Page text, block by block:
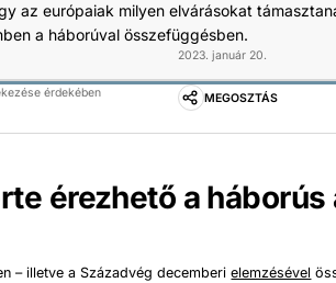
az európaiak milyen elvárásokat
a háborúval összefüggésben.
2023. január 20.
érdekében MEGOSZTÁS
érezhető a
– illetve a Századvég decemberielemzésével